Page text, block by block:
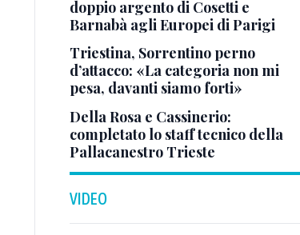
doppio argento di Cosetti e
Barnabà agli Europei di Parigi
Triestina, Sorrentino perno
d’attacco: «La categoria non mi
pesa, davanti siamo forti»
Della Rosa e Cassinerio:
completato lo staff tecnico della
Pallacanestro Trieste
VIDEO